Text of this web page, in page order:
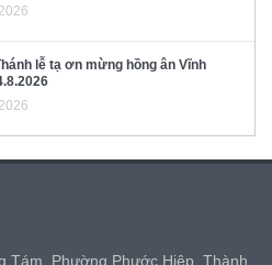
lễ tạ ơn mừng hồng ân Vĩnh
Tám, Phường Phước Hiệp, Thành